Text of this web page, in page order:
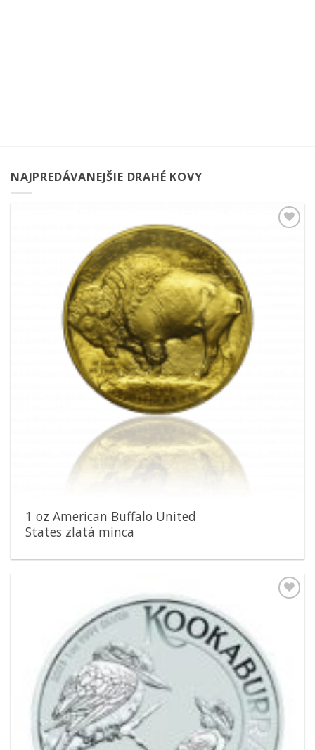
NAJPREDÁVANEJŠIE DRAHÉ KOVY
1 oz American Buffalo United
States zlatá minca